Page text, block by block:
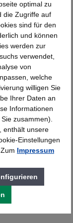
optimal zu
die Zugriffe auf
sind für den
und können
werden zur
verwendet,
von
welche
willigen Sie
Ihrer Daten an
Informationen
zusammen).
enthält unsere
Einstellungen
Impressum